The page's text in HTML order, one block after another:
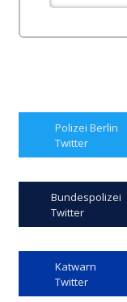
Polizei Berlin
Twitter
Bundespolizei
Twitter
Katwarn
Twitter